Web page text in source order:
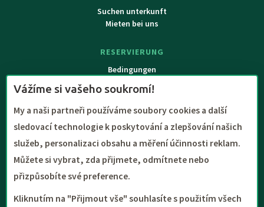
Suchen unterkunft
Mieten bei uns
RESERVIERUNG
Bedingungen
Über uns
Kontakte
Vážíme si vašeho soukromí!
My a naši partneři používáme soubory cookies a další
sledovací technologie k poskytování a zlepšování našich
služeb, personalizaci obsahu a měření účinnosti reklam.
Můžete si vybrat, zda přijmete, odmítnete nebo
přizpůsobíte své preference.
Kliknutím na "Přijmout vše" souhlasíte s použitím všech